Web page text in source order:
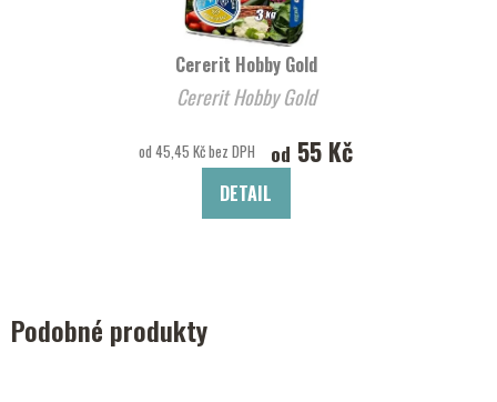
Cererit Hobby Gold
Cererit Hobby Gold
od 45,45 Kč bez DPH od 55 Kč
DETAIL
Podobné produkty